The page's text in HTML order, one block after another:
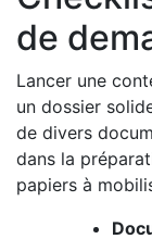
de
Lancer une
un dossier
de divers
dans la
papiers à